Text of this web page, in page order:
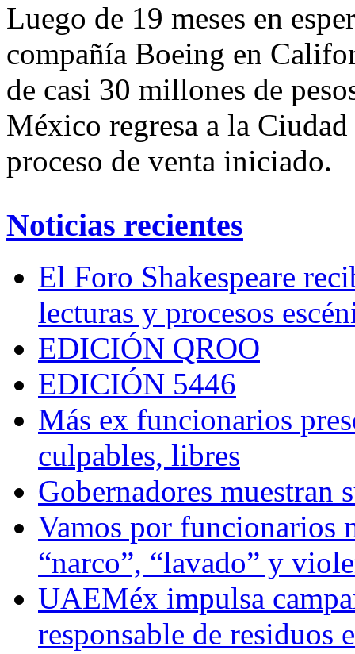
Luego de 19 meses en
compañía Boeing en
de casi 30 millones de
México regresa a la
proceso de venta iniciado.
Noticias recientes
El Foro Shakespeare
lecturas y procesos
EDICIÓN QROO
EDICIÓN 5446
Más ex funcionarios
culpables, libres
Gobernadores muestran
Vamos por funcionarios
“narco”, “lavado” y
UAEMéx impulsa
responsable de residuos